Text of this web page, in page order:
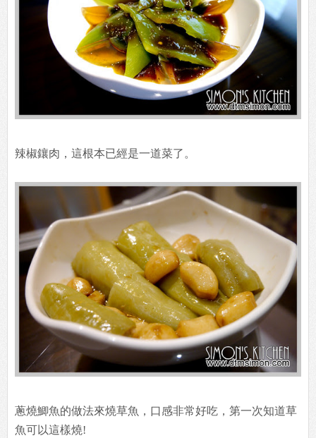
辣椒鑲肉，這根本已經是一道菜了。
蔥燒鯽魚的做法來燒草魚，口感非常好吃，第一次知道草
魚可以這樣燒!